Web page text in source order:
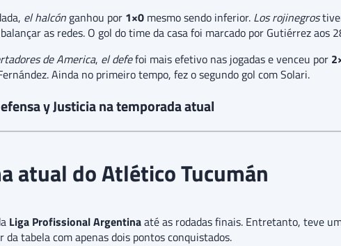
el halcón ganhou por 1×0 mesmo sendo inferior. Los rojinegros
as redes. O gol do time da casa foi marcado por Gutiérrez aos
de America, el defefoi mais efetivo nas jogadas e venceu por
Ainda no primeiro tempo, fez o segundo gol com Solari.
y Justicia na temporada atual
atual do Atlético Tucumán
Liga Profissional Argentinaaté as rodadas finais. Entretanto, teve
tabela com apenas dois pontos conquistados.